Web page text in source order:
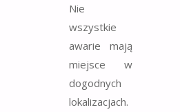
Nie
wszystkie
awarie mają
miejsce w
dogodnych
lokalizacjach.